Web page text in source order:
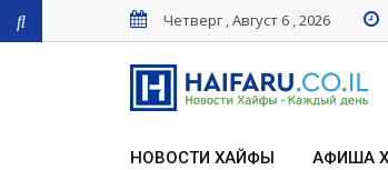
Четверг , Август 6 , 2026
НОВОСТИ ХАЙФЫ АФИША